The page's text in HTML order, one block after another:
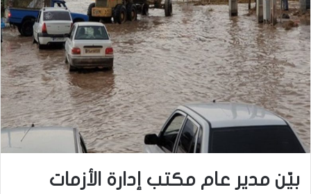
بيّن مدير عام مكتب إدارة الأزمات